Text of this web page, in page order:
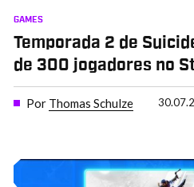
GAMES
Temporada 2 de
de 300 jogadores no
Por Thomas Schulze